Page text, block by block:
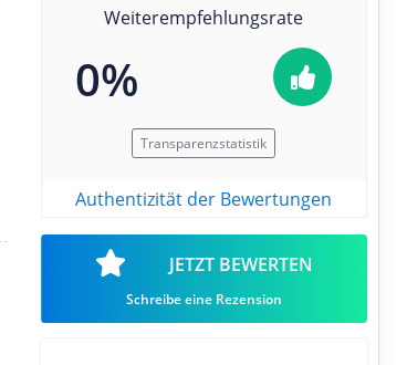
Weiterempfehlungsrate
0%
Transparenzstatistik
Authentizität der Bewertungen
JETZT BEWERTEN
Schreibe eine Rezension